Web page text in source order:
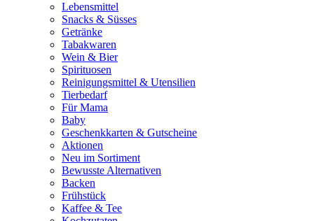
Lebensmittel
Snacks & Süsses
Getränke
Tabakwaren
Wein & Bier
Spirituosen
Reinigungsmittel & Utensilien
Tierbedarf
Für Mama
Baby
Geschenkkarten & Gutscheine
Aktionen
Neu im Sortiment
Bewusste Alternativen
Backen
Frühstück
Kaffee & Tee